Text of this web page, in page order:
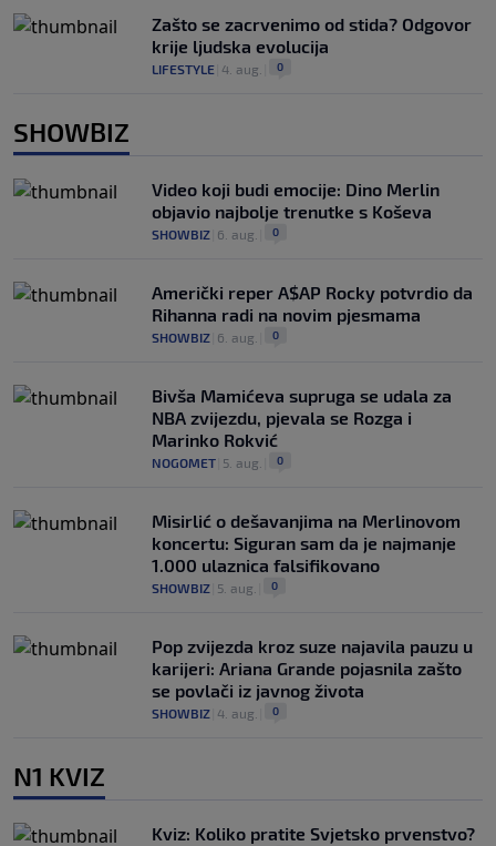
Zašto se zacrvenimo od stida? Odgovor
krije ljudska evolucija
LIFESTYLE 4. aug. 0
SHOWBIZ
Video koji budi emocije: Dino Merlin
objavio najbolje trenutke s Koševa
SHOWBIZ 6. aug. 0
Američki reper A$AP Rocky potvrdio da
Rihanna radi na novim pjesmama
SHOWBIZ 6. aug. 0
Bivša Mamićeva supruga se udala za
NBA zvijezdu, pjevala se Rozga i
Marinko Rokvić
NOGOMET 5. aug. 0
Misirlić o dešavanjima na Merlinovom
koncertu: Siguran sam da je najmanje
1.000 ulaznica falsifikovano
SHOWBIZ 5. aug. 0
Pop zvijezda kroz suze najavila pauzu u
karijeri: Ariana Grande pojasnila zašto
se povlači iz javnog života
SHOWBIZ 4. aug. 0
N1 KVIZ
Kviz: Koliko pratite Svjetsko prvenstvo?